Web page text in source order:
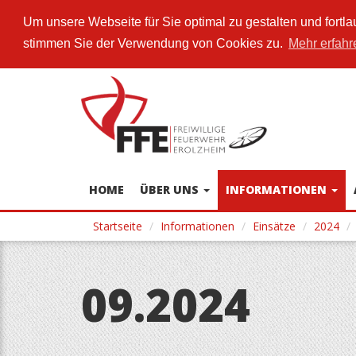
Um unsere Webseite für Sie optimal zu gestalten und
stimmen Sie der Verwendung von Cookies zu. Mehr
HOME ÜBER UNS INFORMATIONEN
Startseite Informationen Einsätze 2024
09.2024